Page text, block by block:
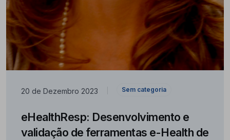
20 de Dezembro 2023 Sem categoria
eHealthResp: Desenvolvimento e
validação de ferramentas e-Health de